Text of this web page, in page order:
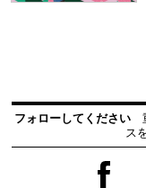
フォローしてください
ス